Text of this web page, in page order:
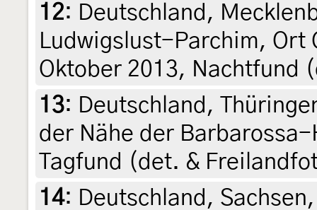
12: Deutschland,
Ludwigslust-Parchim, Ort
Oktober 2013, Nachtfund
13: Deutschland,
der Nähe der
Tagfund (det. &
14: Deutschland,